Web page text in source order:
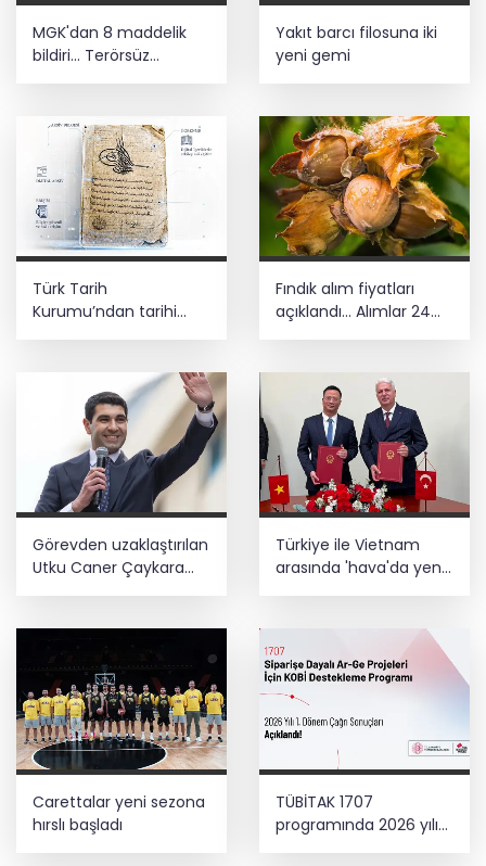
MGK'dan 8 maddelik
bildiri... Terörsüz
mesajı
Yakıt barcı filosuna iki
yeni gemi
Türk Tarih
Kurumu’ndan tarihi
Fındık alım fiyatları
açıklandı... Alımlar 24
Görevden uzaklaştırılan
Utku Caner Çaykara
hakkında tahliye kararı
Türkiye ile Vietnam
arasında 'hava'da yeni
dönem... Sefer
Carettalar yeni sezona
hırslı başladı
TÜBİTAK 1707
programında 2026 yılı